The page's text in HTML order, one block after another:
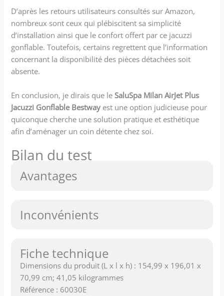
D’après les retours utilisateurs consultés sur Amazon,
nombreux sont ceux qui plébiscitent sa simplicité
d’installation ainsi que le confort offert par ce jacuzzi
gonflable. Toutefois, certains regrettent que l’information
concernant la disponibilité des pièces détachées soit
absente.
En conclusion, je dirais que leSaluSpa Milan AirJet Plus
Jacuzzi Gonflable Bestway est une option judicieuse pour
quiconque cherche une solution pratique et esthétique
afin d’aménager un coin détente chez soi.
Bilan du test
Avantages
Inconvénients
Fiche technique
Dimensions du produit (L x l x h) : 154,99 x 196,01 x
70,99 cm; 41,05 kilogrammes
Référence : 60030E